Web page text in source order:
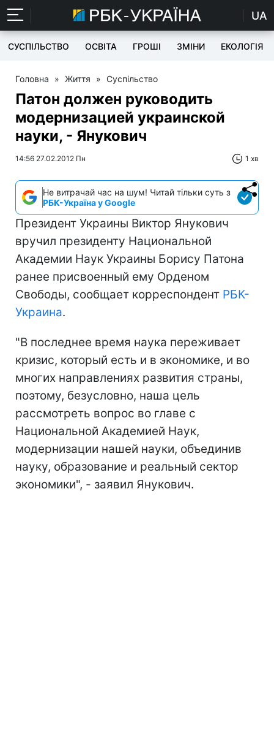
UA
СУСПІЛЬСТВО ОСВІТА ГРОШІ ЗМІНИ ЕКОЛОГІЯ
Головна » Життя » Суспільство
Патон должен руководить
модернизацией украинской
науки, - Янукович
14:56 27.02.2012 Пн 1 хв
Не витрачай час на шум! Читай тільки суть з
РБК-Україна у Google
Президент Украины Виктор Янукович
вручил президенту Национальной
Академии Наук Украины Борису Патона
ранее присвоенный ему Орденом
Свободы, сообщает корреспондент РБК-
Украина.
"В последнее время наука переживает
кризис, который есть и в экономике, и во
многих направлениях развития страны,
поэтому, безусловно, наша цель
рассмотреть вопрос во главе с
Национальной Академией Наук,
модернизации нашей науки, объединив
науку, образование и реальный сектор
экономики", - заявил Янукович.